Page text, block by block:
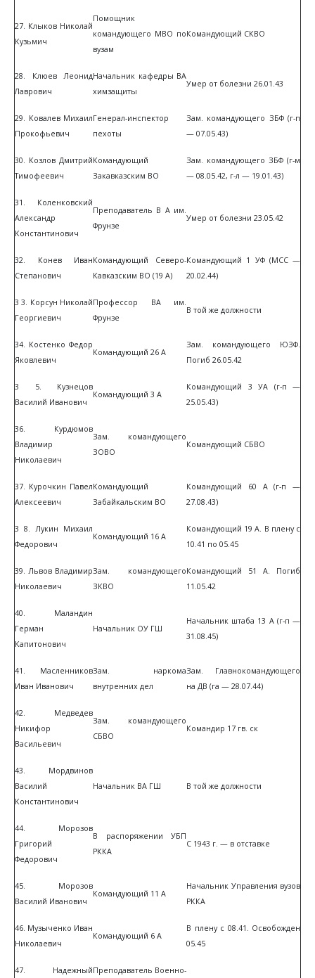
27. Клыков Николай
Кузьмич
Помощник
командующего МВО по
вузам
Командующий СКВО
28. Клюев Леонид
Лаврович
Начальник кафедры ВА
химзащиты
Умер от болезни 26.01.43
29. Ковалев Михаил
Прокофьевич
Генерал-инспектор
пехоты
Зам. командующего ЗБФ (г-п
— 07.05.43)
30. Козлов Дмитрий
Тимофеевич
Командующий
Закавказским ВО
Зам. командующего ЗБФ (г-м
— 08.05.42, г-л — 19.01.43)
31. Коленковский
Александр
Константинович
Преподаватель В А им.
Фрунзе
Умер от болезни 23.05.42
32. Конев Иван
Степанович
Командующий Северо-
Кавказским ВО (19 А)
Командующий 1 УФ (МСС —
20.02.44)
3 3. Корсун Николай
Георгиевич
Профессор ВА им.
Фрунзе
В той же должности
34. Костенко Федор
Яковлевич
Командующий 26 А
Зам. командующего ЮЗФ.
Погиб 26.05.42
3 5. Кузнецов
Василий Иванович
Командующий 3 А
Командующий 3 УА (г-п —
25.05.43)
36. Курдюмов
Владимир
Николаевич
Зам. командующего
ЗОВО
Командующий СБВО
37. Курочкин Павел
Алексеевич
Командующий
Забайкальским ВО
Командующий 60 А (г-п —
27.08.43)
3 8. Лукин Михаил
Федорович
Командующий 16 А
Командующий 19 А. В плену с
10.41 по 05.45
39. Львов Владимир
Николаевич
Зам. командующего
ЗКВО
Командующий 51 А. Погиб
11.05.42
40. Маландин
Герман
Капитонович
Начальник ОУ ГШ
Начальник штаба 13 А (г-п —
31.08.45)
41. Масленников
Иван Иванович
Зам. наркома
внутренних дел
Зам. Главнокомандующего
на ДВ (га — 28.07.44)
42. Медведев
Никифор
Васильевич
Зам. командующего
СБВО
Командир 17 гв. ск
43. Мордвинов
Василий
Константинович
Начальник ВА ГШ В той же должности
44. Морозов
Григорий
Федорович
В распоряжении УБП
РККА
С 1943 г. — в отставке
45. Морозов
Василий Иванович
Командующий 11 А
Начальник Управления вузов
РККА
46. Музыченко Иван
Николаевич
Командующий 6 А
В плену с 08.41. Освобожден
05.45
47. НадежныйПреподаватель Военно-